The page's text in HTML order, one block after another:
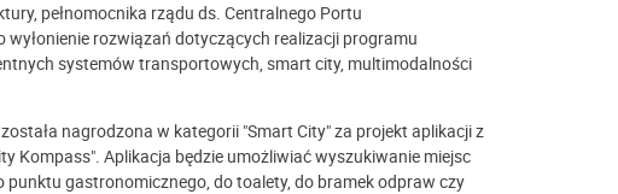
pełnomocnika rządu ds. Centralnego Portu
wyłonienie rozwiązań dotyczących realizacji programu
systemów transportowych, smart city, multimodalności
nagrodzona w kategorii "Smart City" za projekt aplikacji z
Kompass". Aplikacja będzie umożliwiać wyszukiwanie miejsc
gastronomicznego, do toalety, do bramek odpraw czy